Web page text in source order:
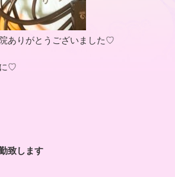
ありがとうございました♡
♡
致します